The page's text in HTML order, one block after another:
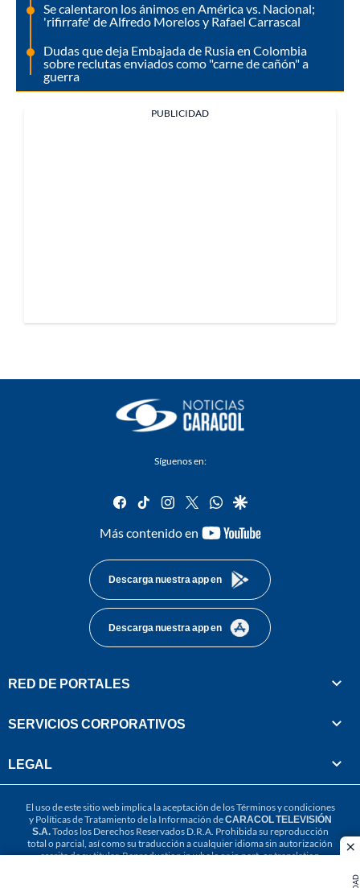
Se calentaron los ánimos en América vs. Nacional;
'rifirrafe' de Alfredo Morelos y Rafael Carrascal
Dudas que deja Embajada de Rusia en Colombia
sobre reclutas enviados como "carne de cañón" a
guerra
PUBLICIDAD
Síguenos en:
facebook
tiktok instagram
twitterwhatsapp
google
Más contenido en
youtube-
Descarga nuestra app en
Descarga nuestra app en
RED DE PORTALES
SERVICIOS CORPORATIVOS
LEGAL
El uso de este sitio web implica la aceptación de losTérminos y condiciones
y Políticas de Tratamiento de la Información deCARACOL TELEVISIÓN
S.A.Todos los Derechos Reservados D.R.A. Prohibida su reproducción
total o parcial, así como su traducción a cualquier idioma sin autorización
escrita de su titular. Reproduction in whole or in part, or translation